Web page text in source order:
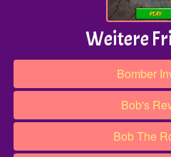
Weitere
Bomber
Bob's
Bob The